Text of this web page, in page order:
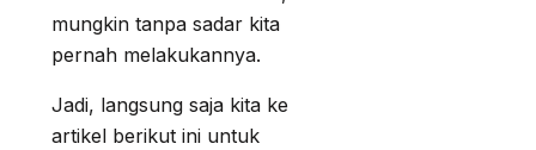
mungkin tanpa sadar kita
pernah melakukannya.
Jadi, langsung saja kita ke
artikel berikut ini untuk